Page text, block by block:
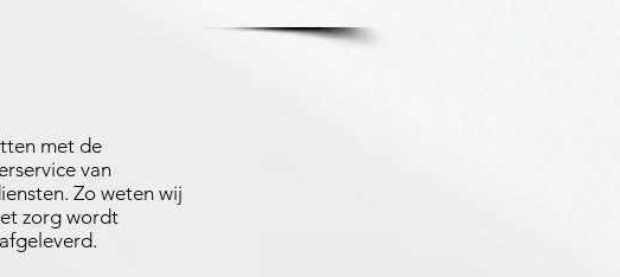
met de
van
Zo weten wij
zorg wordt